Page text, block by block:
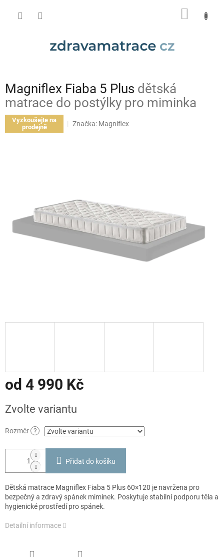
Magniflex Fiaba 5 Plus dětská
matrace do postýlky pro miminka
Vyzkoušejte na
prodejně
Značka: Magniflex
od 4 990 Kč
cena:
Zvolte variantu
Rozměr ?
Přidat do košíku
Dětská matrace Magniflex Fiaba 5 Plus 60×120 je navržena pro
bezpečný a zdravý spánek miminek. Poskytuje stabilní podporu těla a
hygienické prostředí pro spánek.
Detailní informace